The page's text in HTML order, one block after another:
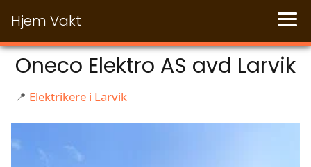
Hjem Vakt
Oneco Elektro AS avd Larvik
📍 Elektrikere i Larvik